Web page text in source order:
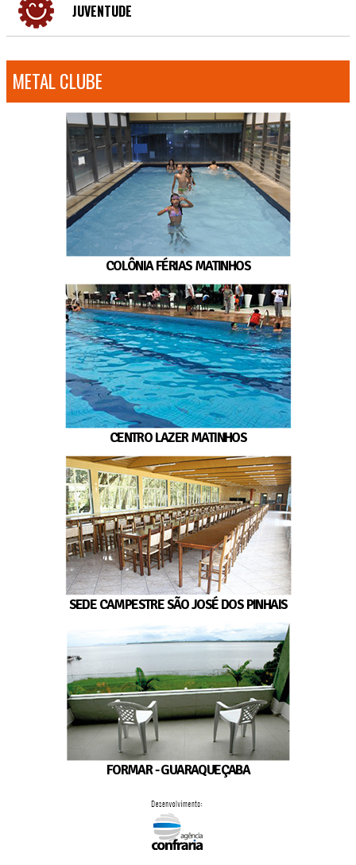
JUVENTUDE
METAL CLUBE
COLÔNIA FÉRIAS MATINHOS
CENTRO LAZER MATINHOS
SEDE CAMPESTRE SÃO JOSÉ DOS PINHAIS
FORMAR - GUARAQUEÇABA